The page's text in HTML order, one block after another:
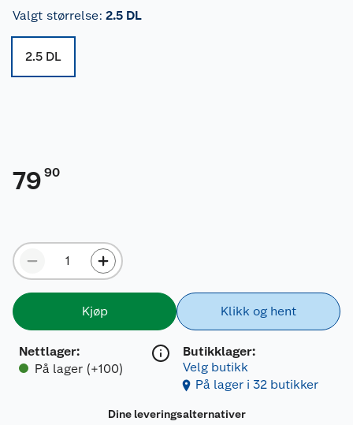
Valgt størrelse: 2.5 DL
2.5 DL
79 90
Kjøp
Nettlager:
På lager (+100)
Klikk og hent
Butikklager:
Velg butikk
På lager i 32 butikker
Dine leveringsalternativer